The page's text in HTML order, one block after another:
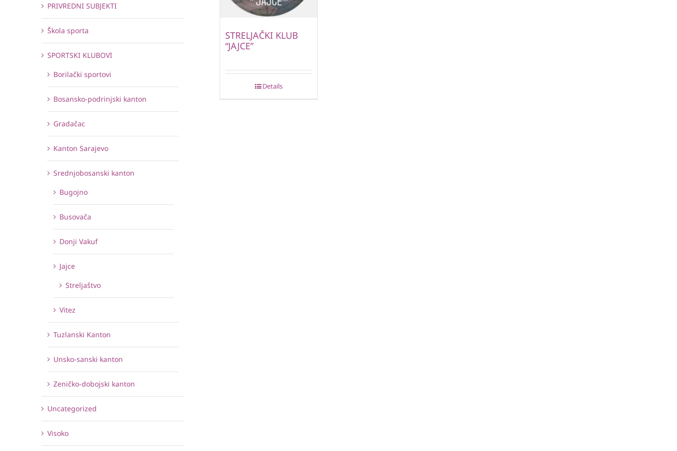
STRELJAČKI KLUB
“JAJCE”
Details
PRIVREDNI SUBJEKTI
Škola sporta
SPORTSKI KLUBOVI
Borilački sportovi
Bosansko-podrinjski kanton
Gradačac
Kanton Sarajevo
Srednjobosanski kanton
Bugojno
Busovača
Donji Vakuf
Jajce
Streljaštvo
Vitez
Tuzlanski Kanton
Unsko-sanski kanton
Zeničko-dobojski kanton
Uncategorized
Visoko